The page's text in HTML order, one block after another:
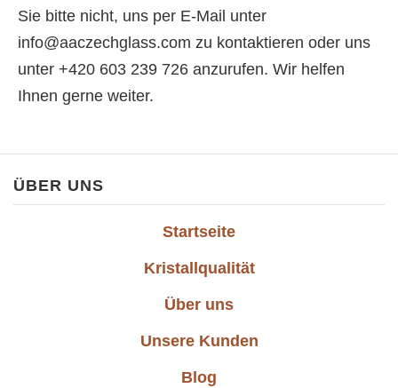
Sie bitte nicht, uns per E-Mail unter
info@aaczechglass.com zu kontaktieren oder uns
unter +420 603 239 726 anzurufen. Wir helfen
Ihnen gerne weiter.
ÜBER UNS
Startseite
Kristallqualität
Über uns
Unsere Kunden
Blog